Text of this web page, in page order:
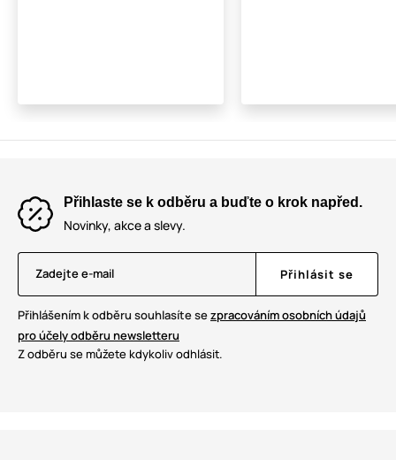
Přihlaste se k odběru a buďte o krok napřed.
Novinky, akce a slevy.
Zadejte e-mail Přihlásit se
Přihlášením k odběru souhlasíte sezpracováním osobních údajů
pro účely odběru newsletteru
Z odběru se můžete kdykoliv odhlásit.